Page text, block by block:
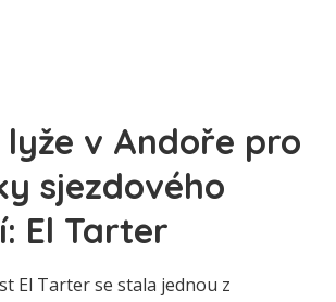
lyže v Andoře pro
sjezdového
El Tarter
El Tarter se stala jednou z